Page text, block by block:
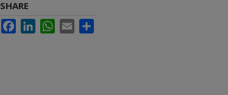
SHARE
FacebookLinkedInWhatsApp
Email